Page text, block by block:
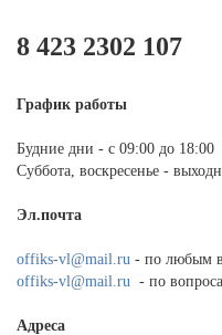
8 423 2302 107
График работы
Будние дни - с 09:00 до 18:00
Суббота, воскресенье -
Эл.почта
offiks-vl@mail.ru - по любым
offiks-vl@mail.ru - по
Адреса